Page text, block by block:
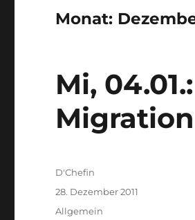
Monat:
Mi,
Autor
D'Chefin
Veröffentlicht
am
28. Dezember 2011
Kategorien
Allgemein